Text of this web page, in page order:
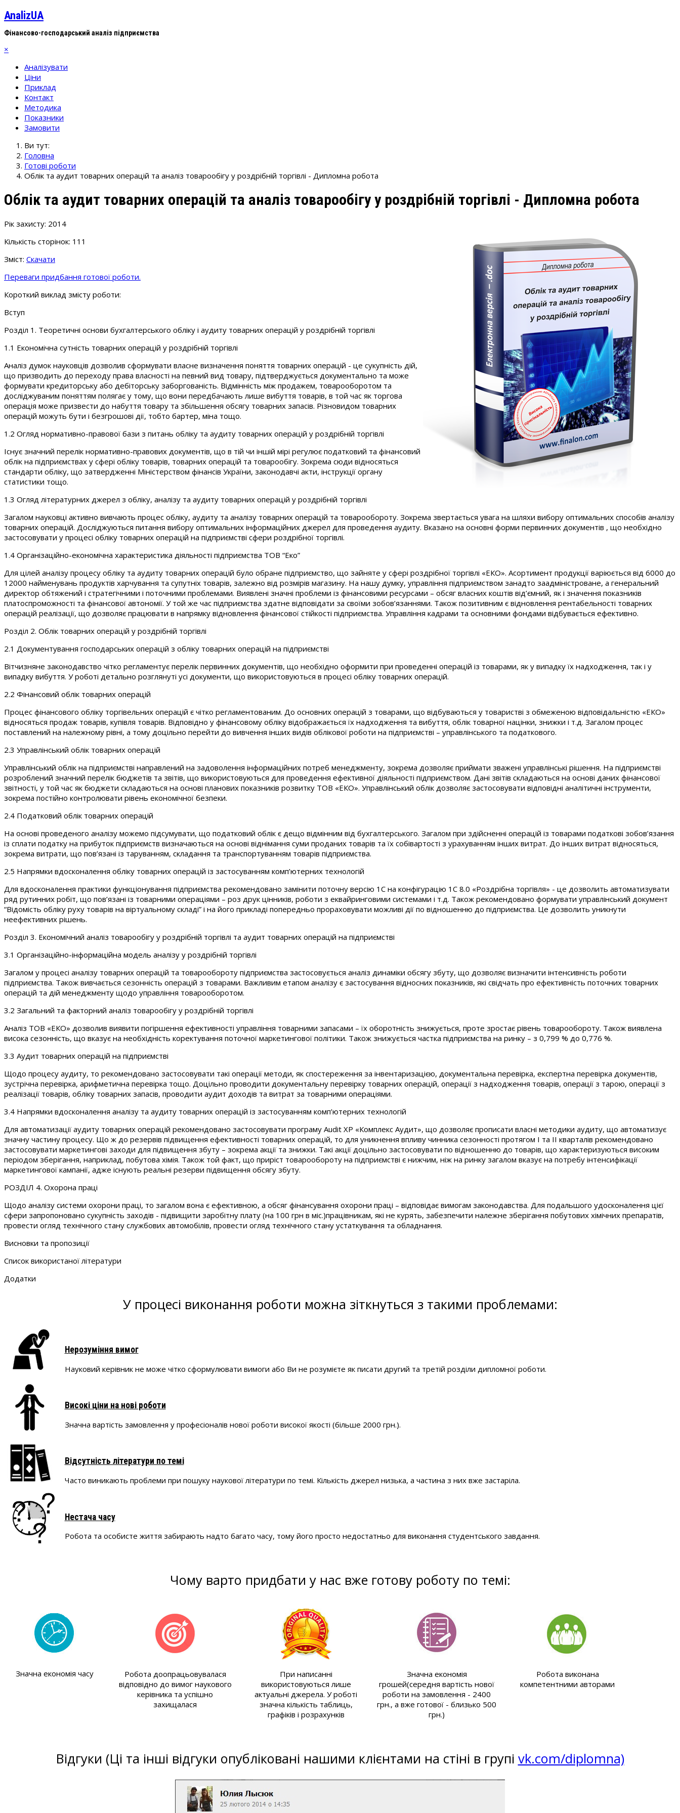
AnalizUA
Фінансово-господарський аналіз підприємства
×
Аналізувати
Ціни
Приклад
Контакт
Методика
Показники
Замовити
Ви тут:
Головна
Готові роботи
Облік та аудит товарних операцій та аналіз товарообігу у роздрібній торгівлі - Дипломна робота
Облік та аудит товарних операцій та аналіз товарообігу у роздрібній торгівлі - Дипломна робота
Рік захисту: 2014
Кількість сторінок: 111
Зміст: Скачати
Переваги придбання готової роботи.
Короткий виклад змісту роботи:
Вступ
Розділ 1. Теоретичні основи бухгалтерського обліку і аудиту товарних операцій у роздрібній торгівлі
1.1 Економічна сутність товарних операцій у роздрібній торгівлі
Аналіз думок науковців дозволив сформувати власне визначення поняття товарних операцій - це сукупність дій,
що призводить до переходу права власності на певний вид товару, підтверджується документально та може
формувати кредиторську або дебіторську заборгованість. Відмінність між продажем, товарооборотом та
досліджуваним поняттям полягає у тому, що вони передбачають лише вибуття товарів, в той час як торгова
операція може призвести до набуття товару та збільшення обсягу товарних запасів. Різновидом товарних
операцій можуть бути і безгрошові дії, тобто бартер, міна тощо.
1.2 Огляд нормативно-правової бази з питань обліку та аудиту товарних операцій у роздрібній торгівлі
Існує значний перелік нормативно-правових документів, що в тій чи іншій мірі регулює податковий та фінансовий
облік на підприємствах у сфері обліку товарів, товарних операцій та товарообігу. Зокрема сюди відносяться
стандарти обліку, що затвердженні Міністерством фінансів України, законодавчі акти, інструкції органу
статистики тощо.
1.3 Огляд літературних джерел з обліку, аналізу та аудиту товарних операцій у роздрібній торгівлі
Загалом науковці активно вивчають процес обліку, аудиту та аналізу товарних операцій та товарообороту. Зокрема звертається увага на шляхи вибору оптимальних способів аналізу
товарних операцій. Досліджуються питання вибору оптимальних інформаційних джерел для проведення аудиту. Вказано на основні форми первинних документів , що необхідно
застосовувати у процесі обліку товарних операцій на підприємстві сфери роздрібної торгівлі.
1.4 Організаційно-економічна характеристика діяльності підприємства ТОВ “Еко”
Для цілей аналізу процесу обліку та аудиту товарних операцій було обране підприємство, що зайняте у сфері роздрібної торгівлі «ЕКО». Асортимент продукції варіюється від 6000 до
12000 найменувань продуктів харчування та супутніх товарів, залежно від розмірів магазину. На нашу думку, управління підприємством занадто заадміністроване, а генеральний
директор обтяжений і стратегічними і поточними проблемами. Виявлені значні проблеми із фінансовими ресурсами – обсяг власних коштів від’ємний, як і значення показників
платоспроможності та фінансової автономії. У той же час підприємства здатне відповідати за своїми зобов’язаннями. Також позитивним є відновлення рентабельності товарних
операцій реалізації, що дозволяє працювати в напрямку відновлення фінансової стійкості підприємства. Управління кадрами та основними фондами відбувається ефективно.
Розділ 2. Облік товарних операцій у роздрібній торгівлі
2.1 Документування господарських операцій з обліку товарних операцій на підприємстві
Вітчизняне законодавство чітко регламентує перелік первинних документів, що необхідно оформити при проведенні операцій із товарами, як у випадку їх надходження, так і у
випадку вибуття. У роботі детально розглянуті усі документи, що використовуються в процесі обліку товарних операцій.
2.2 Фінансовий облік товарних операцій
Процес фінансового обліку торгівельних операцій є чітко регламентованим. До основних операцій з товарами, що відбуваються у товаристві з обмеженою відповідальністю «ЕКО»
відносяться продаж товарів, купівля товарів. Відповідно у фінансовому обліку відображається їх надходження та вибуття, облік товарної націнки, знижки і т.д. Загалом процес
поставлений на належному рівні, а тому доцільно перейти до вивчення інших видів облікової роботи на підприємстві – управлінського та податкового.
2.3 Управлінський облік товарних операцій
Управлінський облік на підприємстві направлений на задоволення інформаційних потреб менеджменту, зокрема дозволяє приймати зважені управлінські рішення. На підприємстві
розроблений значний перелік бюджетів та звітів, що використовуються для проведення ефективної діяльності підприємством. Дані звітів складаються на основі даних фінансової
звітності, у той час як бюджети складаються на основі планових показників розвитку ТОВ «ЕКО». Управлінський облік дозволяє застосовувати відповідні аналітичні інструменти,
зокрема постійно контролювати рівень економічної безпеки.
2.4 Податковий облік товарних операцій
На основі проведеного аналізу можемо підсумувати, що податковий облік є дещо відмінним від бухгалтерського. Загалом при здійсненні операцій із товарами податкові зобов’язання
із сплати податку на прибуток підприємств визначаються на основі віднімання суми проданих товарів та їх собівартості з урахуванням інших витрат. До інших витрат відносяться,
зокрема витрати, що пов’язані із таруванням, складання та транспортуванням товарів підприємства.
2.5 Напрямки вдосконалення обліку товарних операцій із застосуванням комп’ютерних технологій
Для вдосконалення практики функціонування підприємства рекомендовано замінити поточну версію 1С на конфігурацію 1С 8.0 «Роздрібна торгівля» - це дозволить автоматизувати
ряд рутинних робіт, що пов’язані із товарними операціями – роз друк цінників, роботи з еквайринговими системами і т.д. Також рекомендовано формувати управлінський документ
“Відомість обліку руху товарів на віртуальному складі” і на його прикладі попередньо прораховувати можливі дії по відношенню до підприємства. Це дозволить уникнути
неефективних рішень.
Розділ 3. Економічний аналіз товарообігу у роздрібній торгівлі та аудит товарних операцій на підприємстві
3.1 Організаційно-інформаційна модель аналізу у роздрібній торгівлі
Загалом у процесі аналізу товарних операцій та товарообороту підприємства застосовується аналіз динаміки обсягу збуту, що дозволяє визначити інтенсивність роботи
підприємства. Також вивчається сезонність операцій з товарами. Важливим етапом аналізу є застосування відносних показників, які свідчать про ефективність поточних товарних
операцій та дій менеджменту щодо управління товарооборотом.
3.2 Загальний та факторний аналіз товарообігу у роздрібній торгівлі
Аналіз ТОВ «ЕКО» дозволив виявити погіршення ефективності управління товарними запасами – їх оборотність знижується, проте зростає рівень товарообороту. Також виявлена
висока сезонність, що вказує на необхідність коректування поточної маркетингової політики. Також знижується частка підприємства на ринку – з 0,799 % до 0,776 %.
3.3 Аудит товарних операцій на підприємстві
Щодо процесу аудиту, то рекомендовано застосовувати такі операції методи, як спостереження за інвентаризацією, документальна перевірка, експертна перевірка документів,
зустрічна перевірка, арифметична перевірка тощо. Доцільно проводити документальну перевірку товарних операцій, операції з надходження товарів, операції з тарою, операції з
реалізації товарів, обліку товарних запасів, проводити аудит доходів та витрат за товарними операціями.
3.4 Напрямки вдосконалення аналізу та аудиту товарних операцій із застосуванням комп’ютерних технологій
Для автоматизації аудиту товарних операцій рекомендовано застосовувати програму Audіt XP «Комплекс Аудит», що дозволяє прописати власні методики аудиту, що автоматизує
значну частину процесу. Що ж до резервів підвищення ефективності товарних операцій, то для уникнення впливу чинника сезонності протягом І та ІІ кварталів рекомендовано
застосовувати маркетингові заходи для підвищення збуту – зокрема акції та знижки. Такі акції доцільно застосовувати по відношенню до товарів, що характеризуються високим
періодом зберігання, наприклад, побутова хімія. Також той факт, що приріст товарообороту на підприємстві є нижчим, ніж на ринку загалом вказує на потребу інтенсифікації
маркетингової кампанії, адже існують реальні резерви підвищення обсягу збуту.
РОЗДІЛ 4. Охорона праці
Щодо аналізу системи охорони праці, то загалом вона є ефективною, а обсяг фінансування охорони праці – відповідає вимогам законодавства. Для подальшого удосконалення цієї
сфери запропоновано сукупність заходів - підвищити заробітну плату (на 100 грн в міс.)працівникам, які не курять, забезпечити належне зберігання побутових хімічних препаратів,
провести огляд технічного стану службових автомобілів, провести огляд технічного стану устаткування та обладнання.
Висновки та пропозиції
Список використаної літератури
Додатки
У процесі виконання роботи можна зіткнуться з такими проблемами:
Нерозуміння вимог
Науковий керівник не може чітко сформулювати вимоги або Ви не розумієте як писати другий та третій розділи дипломної роботи.
Високі ціни на нові роботи
Значна вартість замовлення у професіоналів нової роботи високої якості (більше 2000 грн.).
Відсутність літератури по темі
Часто виникають проблеми при пошуку наукової літератури по темі. Кількість джерел низька, а частина з них вже застаріла.
Нестача часу
Робота та особисте життя забирають надто багато часу, тому його просто недостатньо для виконання студентського завдання.
Чому варто придбати у нас вже готову роботу по темі:
Значна економія часу
Робота доопрацьовувалася
відповідно до вимог наукового
керівника та успішно
захищалася
При написанні
використовуються лише
актуальні джерела. У роботі
значна кількість таблиць,
графіків і розрахунків
Значна економія
грошей(середня вартість нової
роботи на замовлення - 2400
грн., а вже готової - близько 500
грн.)
Робота виконана
компетентними авторами
Відгуки (Ці та інші відгуки опубліковані нашими клієнтами на стіні в групі vk.com/diplomna)